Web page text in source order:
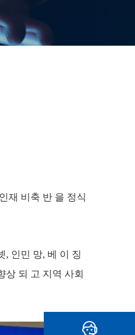
재 비축 반 을 정식
, 인민 망, 베 이 징
상 되 고 지역 사회